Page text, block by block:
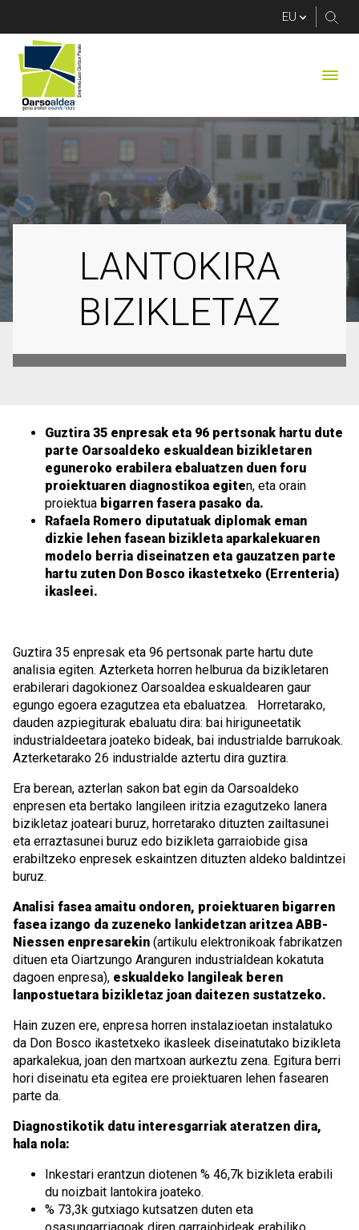
LANTOKIRA
LANTOKIRA
BIZIKLETAZ
Guztira 35 enpresak eta 96 pertsonak hartu dute
parte Oarsoaldeko eskualdean bizikletaren
eguneroko erabilera ebaluatzen duen foru
proiektuaren diagnostikoa egiten, eta orain
proiektua bigarren fasera pasako da.
Rafaela Romero diputatuak diplomak eman
dizkie lehen fasean bizikleta aparkalekuaren
modelo berria diseinatzen eta gauzatzen parte
hartu zuten Don Bosco ikastetxeko (Errenteria)
ikasleei.
Guztira 35 enpresak eta 96 pertsonak parte hartu dute
analisia egiten. Azterketa horren helburua da bizikletaren
erabilerari dagokionez Oarsoaldea eskualdearen gaur
egungo egoera ezagutzea eta ebaluatzea. Horretarako,
dauden azpiegiturak ebaluatu dira: bai hiriguneetatik
industrialdeetara joateko bideak, bai industrialde barrukoak.
Azterketarako 26 industrialde aztertu dira guztira.
Era berean, azterlan sakon bat egin da Oarsoaldeko
enpresen eta bertako langileen iritzia ezagutzeko lanera
bizikletaz joateari buruz, horretarako dituzten zailtasunei
eta erraztasunei buruz edo bizikleta garraiobide gisa
erabiltzeko enpresek eskaintzen dituzten aldeko baldintzei
buruz.
Analisi fasea amaitu ondoren, proiektuaren bigarren
fasea izango da zuzeneko lankidetzan aritzea ABB-
Niessen enpresarekin (artikulu elektronikoak fabrikatzen
dituen eta Oiartzungo Aranguren industrialdean kokatuta
dagoen enpresa), eskualdeko langileak beren
lanpostuetara bizikletaz joan daitezen sustatzeko.
Hain zuzen ere, enpresa horren instalazioetan instalatuko
da Don Bosco ikastetxeko ikasleek diseinatutako bizikleta
aparkalekua, joan den martxoan aurkeztu zena. Egitura berri
hori diseinatu eta egitea ere proiektuaren lehen fasearen
parte da.
Diagnostikotik datu interesgarriak ateratzen dira,
hala nola:
Inkestari erantzun diotenen % 46,7k bizikleta erabili
du noizbait lantokira joateko.
% 73,3k gutxiago kutsatzen duten eta